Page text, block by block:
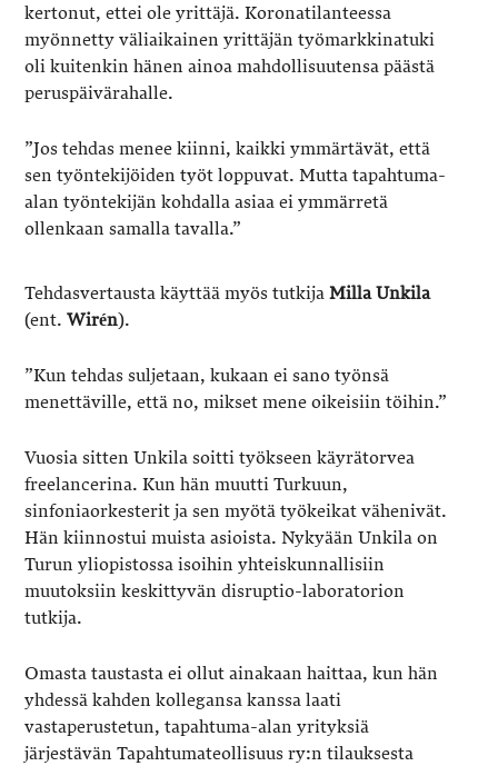
kertonut, ettei ole yrittäjä. Koronatilanteessa
myönnetty väliaikainen yrittäjän työmarkkinatuki
oli kuitenkin hänen ainoa mahdollisuutensa päästä
peruspäivärahalle.
”Jos tehdas menee kiinni, kaikki ymmärtävät, että
sen työntekijöiden työt loppuvat. Mutta tapahtuma-
alan työntekijän kohdalla asiaa ei ymmärretä
ollenkaan samalla tavalla.”
Tehdasvertausta käyttää myös tutkijaMilla Unkila
(ent.Wirén).
”Kun tehdas suljetaan, kukaan ei sano työnsä
menettäville, että no, mikset mene oikeisiin töihin.”
Vuosia sitten Unkila soitti työkseen käyrätorvea
freelancerina. Kun hän muutti Turkuun,
sinfoniaorkesterit ja sen myötä työkeikat vähenivät.
Hän kiinnostui muista asioista. Nykyään Unkila on
Turun yliopistossa isoihin yhteiskunnallisiin
muutoksiin keskittyvän disruptio-laboratorion
tutkija.
Omasta taustasta ei ollut ainakaan haittaa, kun hän
yhdessä kahden kollegansa kanssa laati
vastaperustetun, tapahtuma-alan yrityksiä
järjestävän Tapahtumateollisuus ry:n tilauksesta